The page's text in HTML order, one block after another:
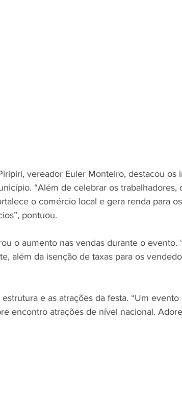
vereador Euler Monteiro, destacou os
“Além de celebrar os trabalhadores,
o comércio local e gera renda para os
pontuou.
o aumento nas vendas durante o evento.
além da isenção de taxas para os
e as atrações da festa. “Um evento
encontro atrações de nível nacional.